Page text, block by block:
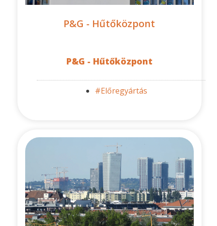
P&G - Hűtőközpont
P&G - Hűtőközpont
#Előregyártás